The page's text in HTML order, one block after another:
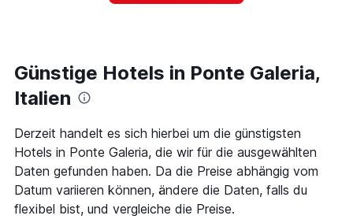
Zimmerpreis
anzeigt.
jeweiligen
Wochentag.
Das
Diagramm
1
X-
Achse,
die
die
Wochentage
Günstige Hotels in Ponte Galeria,
Italien
Derzeit handelt es sich hierbei um die günstigsten
Hotels in Ponte Galeria, die wir für die ausgewählten
Daten gefunden haben. Da die Preise abhängig vom
Datum variieren können, ändere die Daten, falls du
flexibel bist, und vergleiche die Preise.